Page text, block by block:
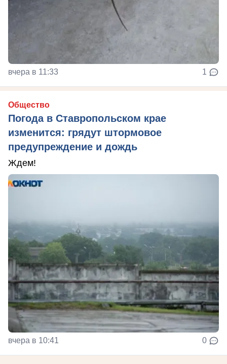
вчера в 11:33 1
Общество
Погода в Ставропольском крае
изменится: грядут штормовое
предупреждение и дождь
Ждем!
вчера в 10:41 0